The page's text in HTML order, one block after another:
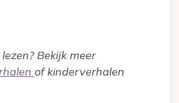
Bekijk meer
of kinderverhalen